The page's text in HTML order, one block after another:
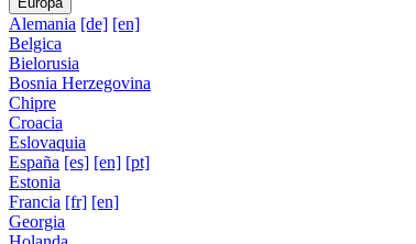
Alemania [de] [en]
Belgica
Bielorusia
Bosnia Herzegovina
Chipre
Croacia
Eslovaquia
España [es] [en] [pt]
Estonia
Francia [fr] [en]
Georgia